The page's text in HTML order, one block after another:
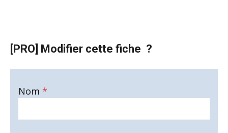
[PRO] Modifier cette fiche ?
Nom *